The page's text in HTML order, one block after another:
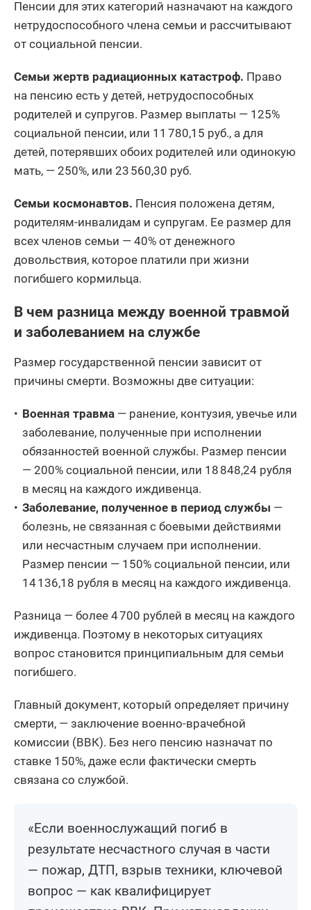
Пенсии для этих категорий назначают на каждого
нетрудоспособного члена семьи и рассчитывают
от социальной пенсии.
Семьи жертв радиационных катастроф. Право
на пенсию есть у детей, нетрудоспособных
родителей и супругов. Размер выплаты — 125%
социальной пенсии, или 11 780,15 руб., а для
детей, потерявших обоих родителей или одинокую
мать, — 250%, или 23 560,30 руб.
Семьи космонавтов. Пенсия положена детям,
родителям-инвалидам и супругам. Ее размер для
всех членов семьи — 40% от денежного
довольствия, которое платили при жизни
погибшего кормильца.
В чем разница между военной травмой
и заболеванием на службе
Размер государственной пенсии зависит от
причины смерти. Возможны две ситуации:
Военная травма — ранение, контузия, увечье или
заболевание, полученные при исполнении
обязанностей военной службы. Размер пенсии
— 200% социальной пенсии, или 18 848,24 рубля
в месяц на каждого иждивенца.
Заболевание, полученное в период службы —
болезнь, не связанная с боевыми действиями
или несчастным случаем при исполнении.
Размер пенсии — 150% социальной пенсии, или
14 136,18 рубля в месяц на каждого иждивенца.
Разница — более 4 700 рублей в месяц на каждого
иждивенца. Поэтому в некоторых ситуациях
вопрос становится принципиальным для семьи
погибшего.
Главный документ, который определяет причину
смерти, — заключение военно-врачебной
комиссии (ВВК). Без него пенсию назначат по
ставке 150%, даже если фактически смерть
связана со службой.
«Если военнослужащий погиб в
результате несчастного случая в части
— пожар, ДТП, взрыв техники, ключевой
вопрос — как квалифицирует